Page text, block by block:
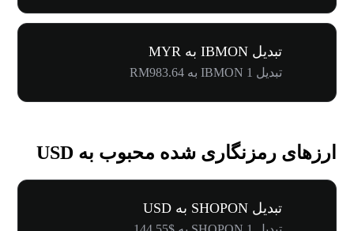
تبدیل IBMON به MYR
تبدیل 1 IBMON به RM983.64
ارزهای رمزنگاری شده محبوب به USD
تبدیل SHOPON به USD